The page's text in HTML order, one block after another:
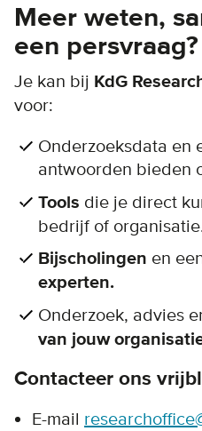
Meer weten,
een persvraag?
Je kan bij KdG
voor:
Onderzoeksdata en
antwoorden bieden
Tools die je direct
bedrijf of
Bijscholingen en
experten.
Onderzoek, advies
van jouw
Contacteer ons
E-mail